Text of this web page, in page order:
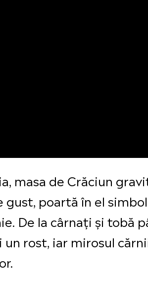
masa de Crăciun
gust, poartă în el
De la cârnați și tobă
un rost, iar mirosul